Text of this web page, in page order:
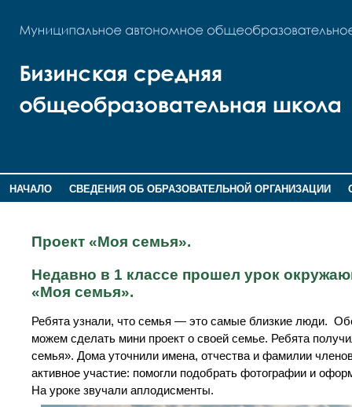
НАЧАЛО СВЕДЕНИЯ ОБ ОБРАЗОВАТЕЛЬНОЙ ОРГАНИЗАЦИИ
Проект «Моя семья».
Недавно в 1 классе прошел урок
«Моя семья».
Ребята узнали, что семья — это самые близкие люди.
можем сделать мини проект о своей семье. Ребята
семья». Дома уточнили имена, отчества и фамилии
активное участие: помогли подобрать фотографии и
На уроке звучали аплодисменты.